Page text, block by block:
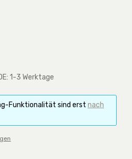
1-3 Werktage
Funktionalität sind erst nach